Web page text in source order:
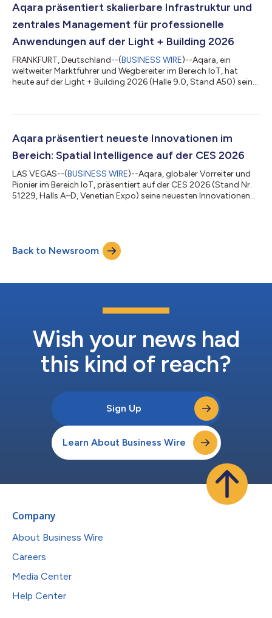
intelligente Überwachung und umfassende Abdeckung für das
moderne Smart Home. Camera Hub G350...
Aqara präsentiert skalierbare Infrastruktur und
zentrales Management für professionelle
Anwendungen auf der Light + Building 2026
FRANKFURT, Deutschland--(BUSINESS WIRE)--Aqara, ein
weltweiter Marktführer und Wegbereiter im Bereich IoT, hat
heute auf der Light + Building 2026 (Halle 9.0, Stand A50) seine
ein umfassendes System, das intelligente
Raumüberwachung für den gewerblichen Einsatz umfasst.
Intelligente Steuerung auf Systemebene Aqara stellt eine zen...
Aqara präsentiert neueste Innovationen im
Bereich: Spatial Intelligence auf der CES 2026
LAS VEGAS--(BUSINESS WIRE)--Aqara, globaler Vorreiter und
Pionier im Bereich IoT, präsentiert auf der CES 2026 (Stand Nr.
51229, Halls A–D, Venetian Expo) seine neuesten Innovationen
menschliche Aktivitäten wahrnehmen und darauf reagieren –
und so Sicherheit, Komfort und Bequemlichkeit auf ein neues
Niveau hebt. Zu den Hig...
Back to Newsroom
Wish your news had
this kind of reach?
Sign Up
Learn About Business Wire
Company
About Business Wire
Careers
Media Center
Help Center